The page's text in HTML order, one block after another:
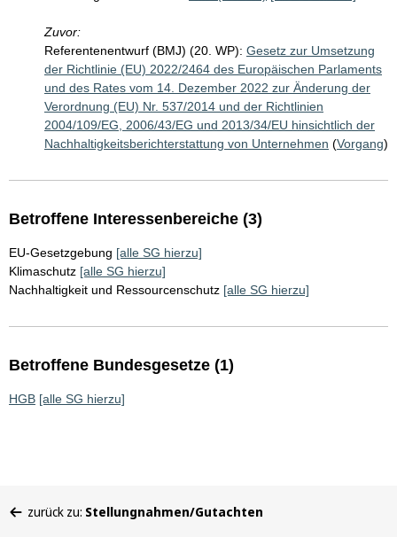
Zuvor:
Referentenentwurf (BMJ) (20. WP): Gesetz zur Umsetzung
der Richtlinie (EU) 2022/2464 des Europäischen Parlaments
und des Rates vom 14. Dezember 2022 zur Änderung der
Verordnung (EU) Nr. 537/2014 und der Richtlinien
2004/109/EG, 2006/43/EG und 2013/34/EU hinsichtlich der
Nachhaltigkeitsberichterstattung von Unternehmen (Vorgang)
Betroffene Interessenbereiche (3)
EU-Gesetzgebung [alle SG hierzu]
Klimaschutz [alle SG hierzu]
Nachhaltigkeit und Ressourcenschutz [alle SG hierzu]
Betroffene Bundesgesetze (1)
HGB [alle SG hierzu]
befinden
zurück zu: Stellungnahmen/Gutachten